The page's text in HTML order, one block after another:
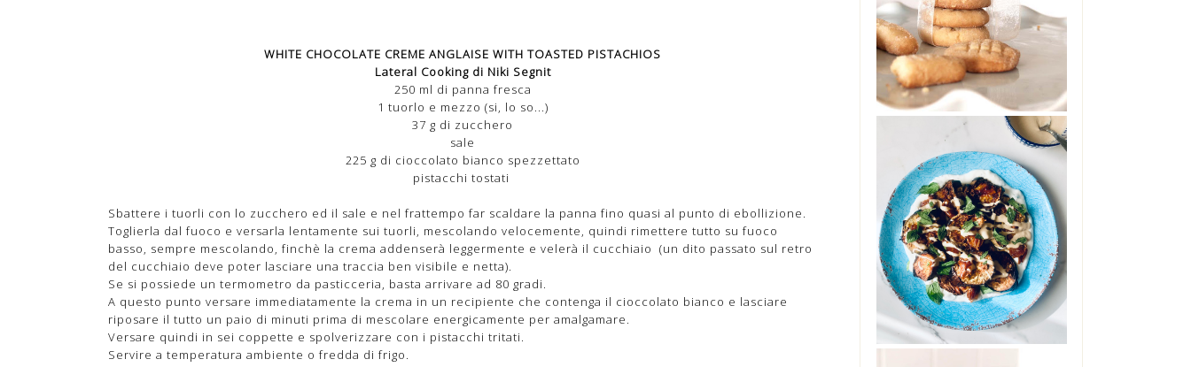
WHITE CHOCOLATE CREME ANGLAISE WITH TOASTED PISTACHIOS
Lateral Cooking di Niki Segnit
250 ml di panna fresca
1 tuorlo e mezzo (si, lo so...)
37 g di zucchero
sale
225 g di cioccolato bianco spezzettato
pistacchi tostati
Sbattere i tuorli con lo zucchero ed il sale e nel frattempo far scaldare la panna fino quasi al punto di ebollizione.
Toglierla dal fuoco e versarla lentamente sui tuorli, mescolando velocemente, quindi rimettere tutto su fuoco
basso, sempre mescolando, finchè la crema addenserà leggermente e velerà il cucchiaio (un dito passato sul retro
del cucchiaio deve poter lasciare una traccia ben visibile e netta).
Se si possiede un termometro da pasticceria, basta arrivare ad 80 gradi.
A questo punto versare immediatamente la crema in un recipiente che contenga il cioccolato bianco e lasciare
riposare il tutto un paio di minuti prima di mescolare energicamente per amalgamare.
Versare quindi in sei coppette e spolverizzare con i pistacchi tritati.
Servire a temperatura ambiente o fredda di frigo.
No, non sono impazzita. Non
ho preso troppo sole senza
cappello, ne' troppo caldo in
giardino. Non s...
INSALATA DI
ELANZANE CON
DATTERI,
YOGURT E
TAHINI
Ci si può innamorare di una
insalata di melanzane?
Ebbene, provate questa e mi
saprete dire. Glute...